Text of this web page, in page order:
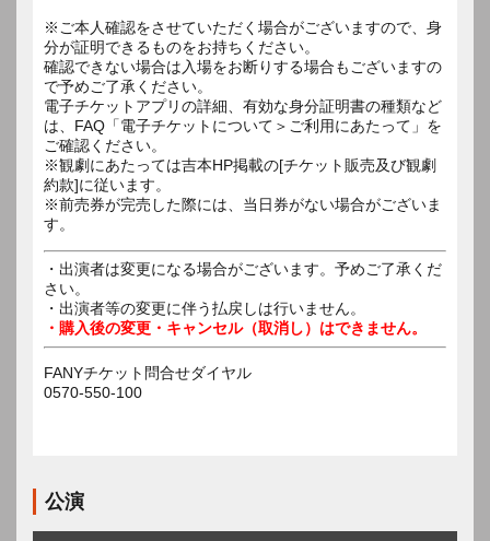
※ご本人確認をさせていただく場合がございますので、身
分が証明できるものをお持ちください。
確認できない場合は入場をお断りする場合もございますの
で予めご了承ください。
電子チケットアプリの詳細、有効な身分証明書の種類など
は、FAQ「電子チケットについて＞ご利用にあたって」を
ご確認ください。
※観劇にあたっては吉本HP掲載の[チケット販売及び観劇
約款]に従います。
※前売券が完売した際には、当日券がない場合がございま
す。
・出演者は変更になる場合がございます。予めご了承くだ
さい。
・出演者等の変更に伴う払戻しは行いません。
・購入後の変更・キャンセル（取消し）はできません。
FANYチケット問合せダイヤル
0570-550-100
公演